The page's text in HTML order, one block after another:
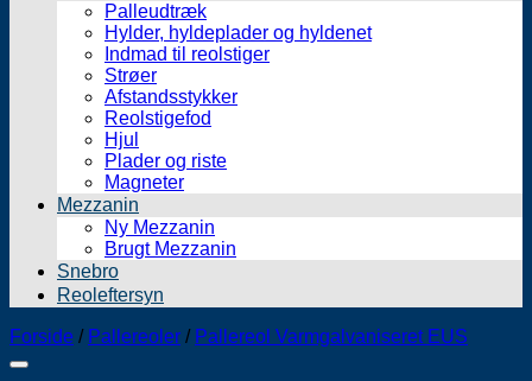
Palleudtræk
Hylder, hyldeplader og hyldenet
Indmad til reolstiger
Strøer
Afstandsstykker
Reolstigefod
Hjul
Plader og riste
Magneter
Mezzanin
Ny Mezzanin
Brugt Mezzanin
Snebro
Reoleftersyn
Forside / Pallereoler / Pallereol Varmgalvaniseret EUS